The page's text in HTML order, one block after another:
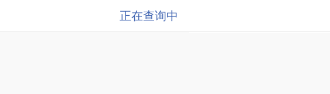
正在查询中